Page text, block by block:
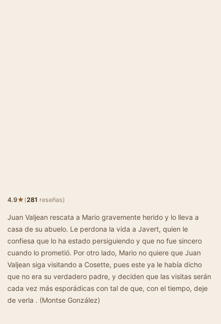
4.9★(281 reseñas)
Juan Valjean rescata a Mario gravemente herido y lo lleva a
casa de su abuelo. Le perdona la vida a Javert, quien le
confiesa que lo ha estado persiguiendo y que no fue sincero
cuando lo prometió. Por otro lado, Mario no quiere que Juan
Valjean siga visitando a Cosette, pues este ya le había dicho
que no era su verdadero padre, y deciden que las visitas serán
cada vez más esporádicas con tal de que, con el tiempo, deje
de verla . (Montse González)